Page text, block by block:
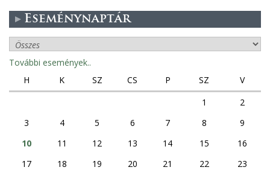
Eseménynaptár
További események..
H
K SZ CS P SZ
V
1
2
3
4 5 6 7 8
9
10
11 12 13 14 15
16
17
18 19 20 21 22
23